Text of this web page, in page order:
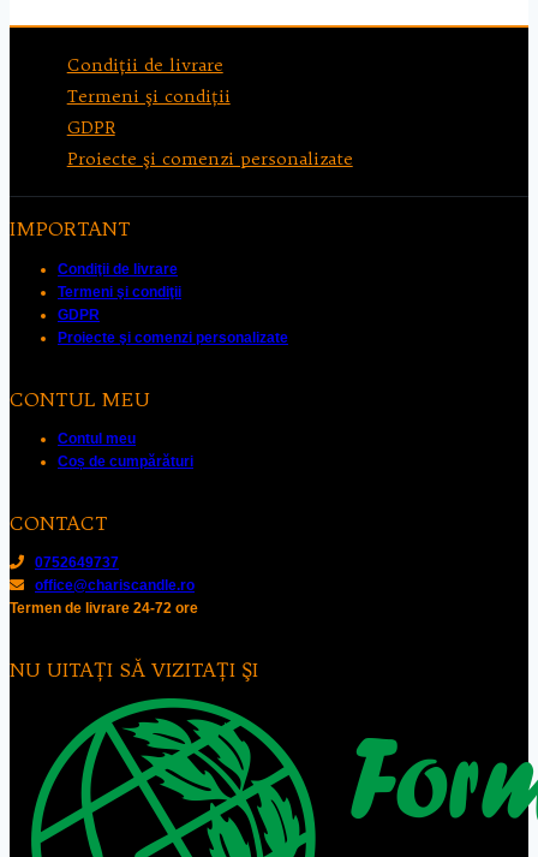
Condiţii de livrare
Termeni şi condiţii
GDPR
Proiecte şi comenzi personalizate
IMPORTANT
Condiţii de livrare
Termeni şi condiţii
GDPR
Proiecte şi comenzi personalizate
CONTUL MEU
Contul meu
Coș de cumpărături
CONTACT
0752649737
office@chariscandle.ro
Termen de livrare 24-72 ore
NU UITAŢI SĂ VIZITAŢI ŞI